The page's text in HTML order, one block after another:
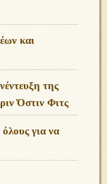
και
της
Όστιν Φιτς
για να